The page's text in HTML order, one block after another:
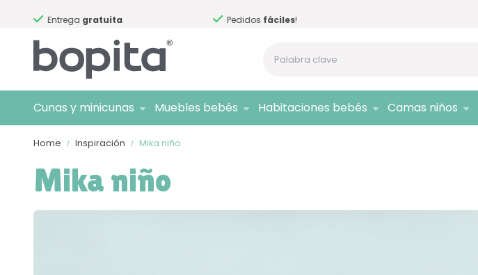
Entrega gratuita Pedidos fáciles!
Cunas y minicunas Muebles bebés Habitaciones bebés Camas niños
Home Inspiración Mika niño
Mika niño